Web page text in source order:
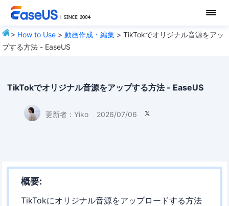
> How to Use >動画作成・編集 > TikTokでオリジナル音源をアッ
プする方法 - EaseUS
TikTokでオリジナル音源をアップする方法 - EaseUS
更新者： Yiko 2026/07/06 
概要:
TikTokにオリジナル音源をアップロードする方法